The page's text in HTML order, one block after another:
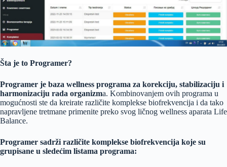
Šta je to Programer?
Programer je baza wellness programa za korekciju, stabilizaciju i
harmonizaciju rada organizma. Kombinovanjem ovih programa u
mogućnosti ste da kreirate različite komplekse biofrekvencija i da tako
napravljene tretmane primenite preko svog ličnog wellness aparata Life
Balance.
Programer sadrži različite komplekse biofrekvencija koje su
grupisane u sledećim listama programa: